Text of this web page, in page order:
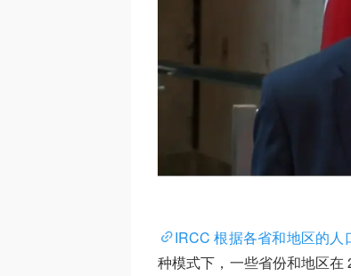
IRCC 根据各省和地区的人
种模式下，一些省份和地区